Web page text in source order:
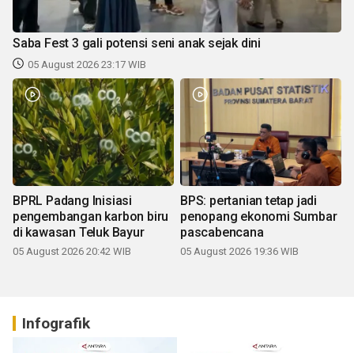
Saba Fest 3 gali potensi seni anak sejak dini
05 August 2026 23:17 WIB
BPRL Padang Inisiasi
pengembangan karbon biru
di kawasan Teluk Bayur
05 August 2026 20:42 WIB
BPS: pertanian tetap jadi
penopang ekonomi Sumbar
pascabencana
05 August 2026 19:36 WIB
Infografik